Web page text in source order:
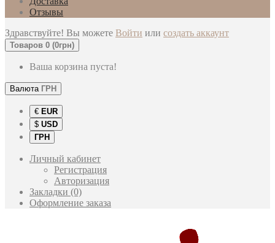
Отзывы
Здравствуйте! Вы можете Войти или создать аккаунт
Товаров 0 (0грн)
Ваша корзина пуста!
Валюта ГРН
€ EUR
$ USD
ГРН
Личный кабинет
Регистрация
Авторизация
Закладки (0)
Оформление заказа